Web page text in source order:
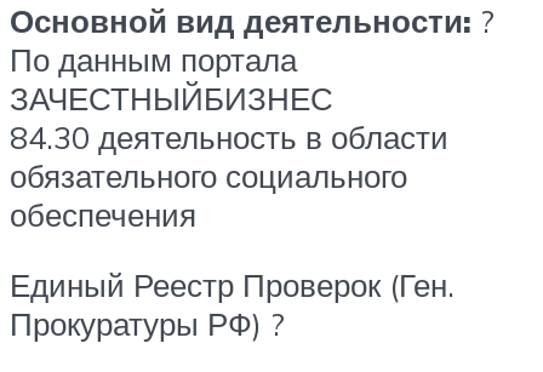
Основной вид деятельности: ?
По данным портала
ЗАЧЕСТНЫЙБИЗНЕС
84.30 деятельность в области
обязательного социального
обеспечения
Единый Реестр Проверок (Ген.
Прокуратуры РФ) ?